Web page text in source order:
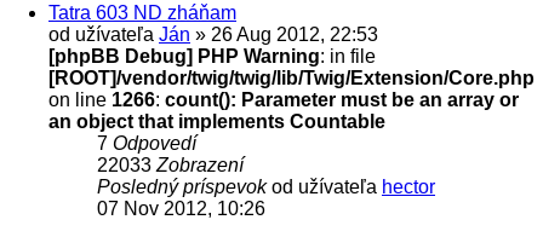
Tatra 603 ND zháňam
od užívateľa Ján » 26 Aug 2012, 22:53
[phpBB Debug] PHP Warning: in file
[ROOT]/vendor/twig/twig/lib/Twig/Extension/Core.php
on line 1266: count(): Parameter must be an array or
an object that implements Countable
7 Odpovedí
22033 Zobrazení
Posledný príspevokod užívateľa hector
07 Nov 2012, 10:26